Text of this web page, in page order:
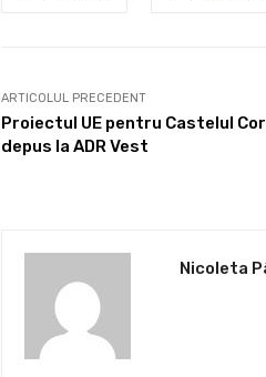
ARTICOLUL PRECEDENT
Proiectul UE pentru Castelul
depus la ADR Vest
Nicoleta